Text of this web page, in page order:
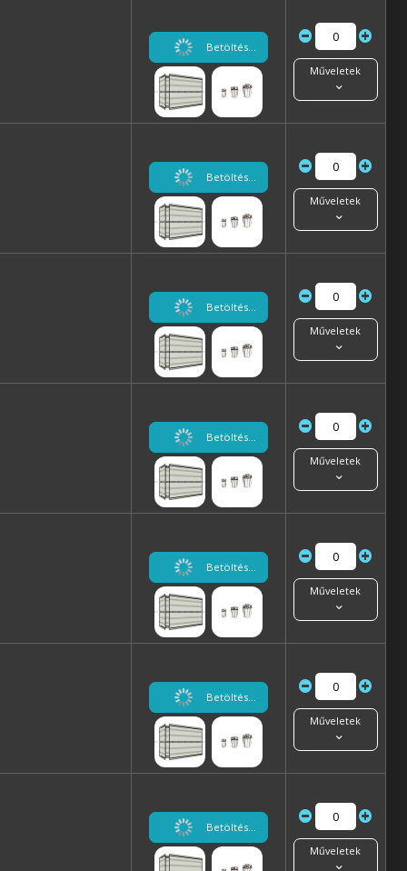
Betöltés...
Műveletek
Betöltés...
Műveletek
Betöltés...
Műveletek
Betöltés...
Műveletek
Betöltés...
Műveletek
Betöltés...
Műveletek
Betöltés...
Műveletek